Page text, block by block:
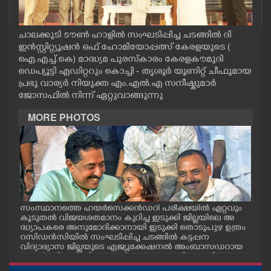
CASE DIARY
CINEMA
OPINION
PHOTOS
LIFESTYLE
SPIRITUAL
INFO+
ചാലക്കുടി ടൗൺ ഹാളിൽ സംഘടിപ്പിച്ച ചടങ്ങിൽ ദി
ഇൻസ്റ്റിറ്റ്യൂഷൻ ഒഫ് ഹോമിയോപ്പത്സ് കേരളയുടെ (
ഐ.എച്ച്.കെ) മാദ്ധ്യമ പുരസ്കാരം കേരളകൗമുദി
ഡെപ്യൂട്ടി എഡിറ്ററും കൊച്ചി - തൃശൂർ യൂണിറ്റ് ചീഫുമായ
പ്രഭു വാര്യർ നിയുക്ത എം.എൽ.എ സനീഷ്കുമാർ
ജോസഫിൽ നിന്ന് ഏറ്റുവാങ്ങുന്നു
MORE PHOTOS
സംസ്ഥാനത്തെ ഹയർസെക്കൻഡറി പരീക്ഷയിൽ ഏറ്റവും
കൂടുതൽ വിജയശതമാനം കുറിച്ച ഇടുക്കി ജില്ലയിലെ അ
ദ്ധ്യാപകരെ അനുമോദിക്കാനായി ഇടുക്കി തൊടുപുഴ ഉത്രം
റസിഡൻസിയിൽ സംഘടിപ്പിച്ച ചടങ്ങിൽ കട്ടപ്പന
വിദ്യാഭ്യാസ ജില്ലയുടെ എജ്യുക്കേഷനൽ അംബാസഡറായ
കുര്യാക്കോസ് എം.പിയും അഭിനന്ദിച്ചപ്പോൾ. ശാരീരിക പ